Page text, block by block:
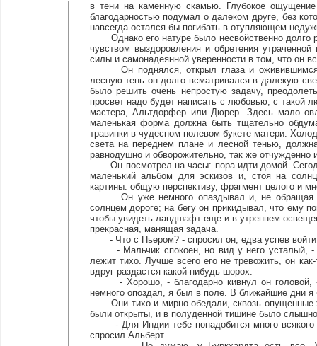
в тени на каменную скамью. Глубокое
благодарностью подумал о далеком друге, без
навсегда остался бы погибать в отупляющем
Однако его натуре было несвойственно долго
чувством выздоровления и обретения
силы и самонадеянной уверенности в том, что он
Он поднялся, открыл глаза и оживившимся
лесную тень он долго всматривался в далекую
было решить очень непростую задачу,
просвет надо будет написать с любовью, с такой
мастера, Альтдорфер или Дюрер. Здесь мало
маленькая форма должна быть тщательно
травинки в чудесном полевом букете матери.
света на переднем плане и лесной тенью,
равнодушно и обворожительно, так же отчужденно
Он посмотрел на часы: пора идти домой.
маленький альбом для эскизов и, стоя на
картины: общую перспективу, фрагмент целого и
Он уже немного опаздывал и, не обращая
солнцем дороге; на бегу он прикидывал, что ему
чтобы увидеть ландшафт еще и в утреннем
прекрасная, манящая задача.
- Что с Пьером? - спросил он, едва успев
- Мальчик спокоен, но вид у него усталый, -
лежит тихо. Лучше всего его не тревожить, он
вдруг раздастся какой-нибудь шорох.
- Хорошо, - благодарно кивнул он головой, -
немного опоздал, я был в поле. В ближайшие дни я
Они тихо и мирно обедали, сквозь опущенные
были открыты, и в полуденной тишине было
- Для Индии тебе понадобится много всякого
спросил Альберт.